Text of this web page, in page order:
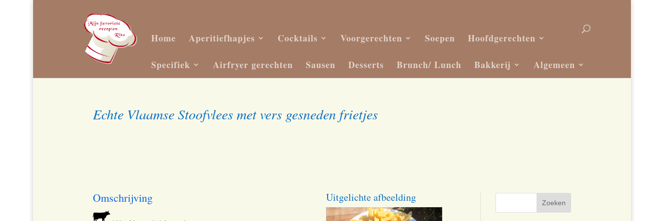
Home Aperitiefhapjes Cocktails Voorgerechten Soepen Hoofdgerechten
Specifiek Airfryer gerechten Sausen Desserts Brunch/ Lunch Bakkerij Algemeen
Echte Vlaamse Stoofvlees met vers gesneden frietjes
Omschrijving Uitgelichte afbeelding